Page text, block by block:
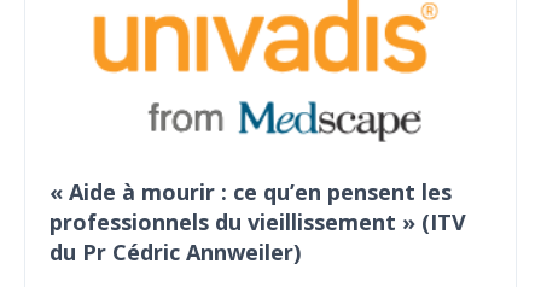
« Aide à mourir : ce qu’en pensent les
professionnels du vieillissement » (ITV
du Pr Cédric Annweiler)